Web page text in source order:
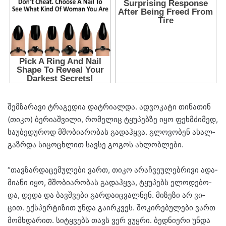
შემ­ზა­რა­ვი ტრა­გე­დია დატ­რი­ალ­და. ად­ვო­კა­ტი თი­ნა­თინ
(თიკო) ბე­რი­აშ­ვი­ლი, რო­მე­ლიც ტყუ­პებ­ზე იყო ფეხ­მძი­მედ,
სა­უ­ბე­დუ­როდ მშო­ბი­ა­რო­ბას გა­დაჰ­ყვა. გლო­ვო­ბენ ახალ­
გაზ­რდა სი­ცო­ცხლით სავ­სე გო­გოს ახ­ლობ­ლე­ბი.
“თავ­ზარ­და­ცე­მუ­ლე­ბი ვართ, თიკო არაჩ­ვე­უ­ლებ­რი­ვი ადა­
მი­ა­ნი იყო, მშო­ბი­ა­რო­ბას გა­დაჰ­ყვა, ტყუ­პებს ელო­დე­ბო­
და, დედა და ბავ­შვე­ბი გარ­და­იც­ვალ­ნენ. მი­ზე­ზი არ ვი­
ცით. ექ­სპერ­ტი­ზით უნდა გა­ირ­კვეს. შო­კი­რე­ბუ­ლე­ბი ვართ
მომ­ხდა­რით. სი­ტყვებს თავს ვერ ვუყ­რი. ბედ­ნი­ე­რი უნდა